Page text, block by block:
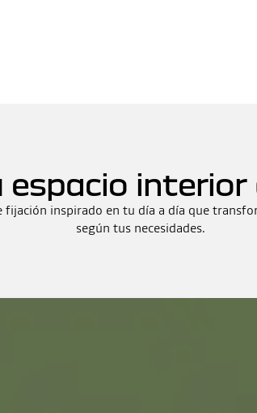
interior
inspirado en tu día a día que
según tus necesidades.